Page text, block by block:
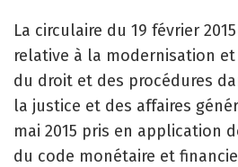
La circulaire du 19 février
relative à la modernisation
du droit et des procédures
la justice et des affaires
mai 2015 pris en application
du code monétaire et